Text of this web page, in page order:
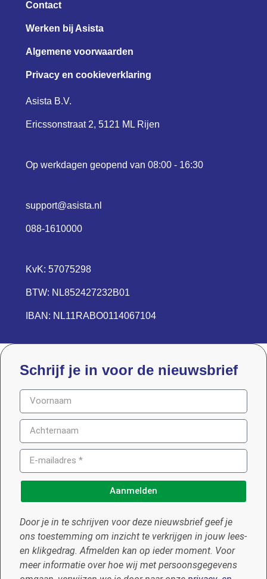
Contact
Werken bij Asista
Algemene voorwaarden
Privacy en cookieverklaring
Asista B.V.
Ericssonstraat 2, 5121 ML Rijen
Op werkdagen geopend van 08:00 - 16:30
support@asista.nl
088-1610000
KvK: 57075298
BTW: NL852427232B01
IBAN: NL11RABO0114067104
Schrijf je in voor de nieuwsbrief
Aanmelden
Door je in te schrijven voor deze nieuwsbrief geef je
ons toestemming om inzicht te verkrijgen in jouw lees-
en klikgedrag. Afmelden kan op ieder moment. Voor
meer informatie over hoe wij met persoonsgegevens